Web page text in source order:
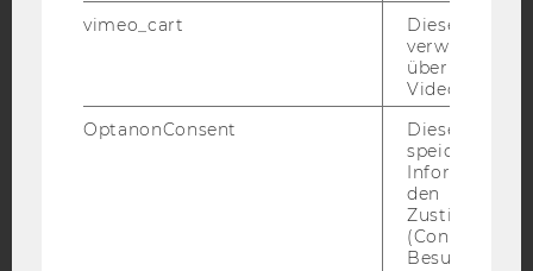
Blog
YouTube NewsletterBluesky
vimeo_cart
Dieses
verwendet,
überprüfen,
Video
OptanonConsent
Dieses Cookie
speichert
den
(Consent)
Besuchers.